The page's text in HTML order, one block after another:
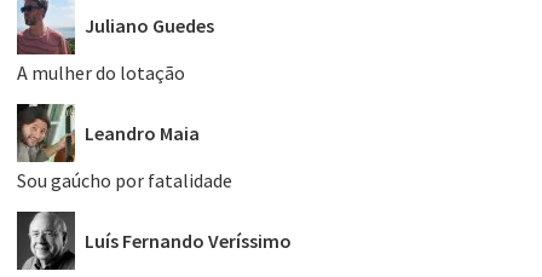
Juliano Guedes
A mulher do lotação
Leandro Maia
Sou gaúcho por fatalidade
Luís Fernando Veríssimo